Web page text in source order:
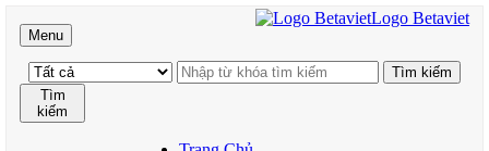
Menu
Logo Betaviet
Tìm
kiếm